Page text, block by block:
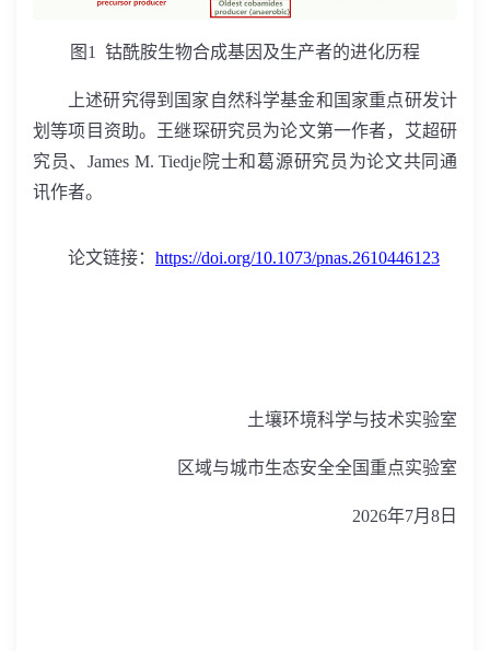
图 1 钴酰胺生物合成基因及生产者的进化历程
上述研究得到国家自然科学基金和国家重点研发计
划等项目资助。王继琛研究员为论文第一作者，艾超研
究员、James M. Tiedje 院士和葛源研究员为论文共同通
讯作者。
论文链接： https://doi.org/10.1073/pnas.2610446123
土壤环境科学与技术实验室
区域与城市生态安全全国重点实验室
2026年7月 8 日